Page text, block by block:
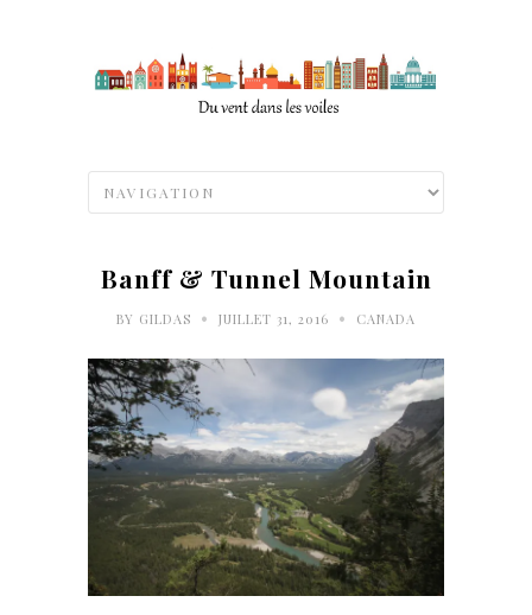
Banff & Tunnel Mountain
BY GILDAS • JUILLET 31, 2016 • CANADA